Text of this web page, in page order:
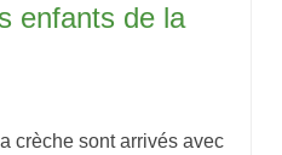
enfants de la
crèche sont arrivés avec